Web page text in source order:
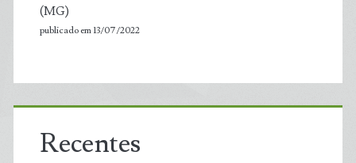
(MG)
publicado em 13/07/2022
Recentes